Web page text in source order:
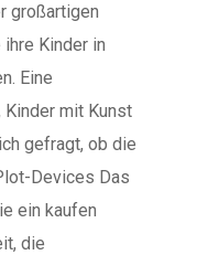
großartigen
Kinder in
Eine
mit Kunst
gefragt, ob die
Devices Das
ein kaufen
die